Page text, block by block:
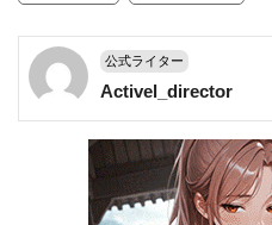
公式ライター
Activel_director